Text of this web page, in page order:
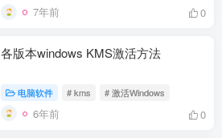
7年前 0
各版本windows KMS激活方法
电脑软件 # kms # 激活Windows
6年前 0